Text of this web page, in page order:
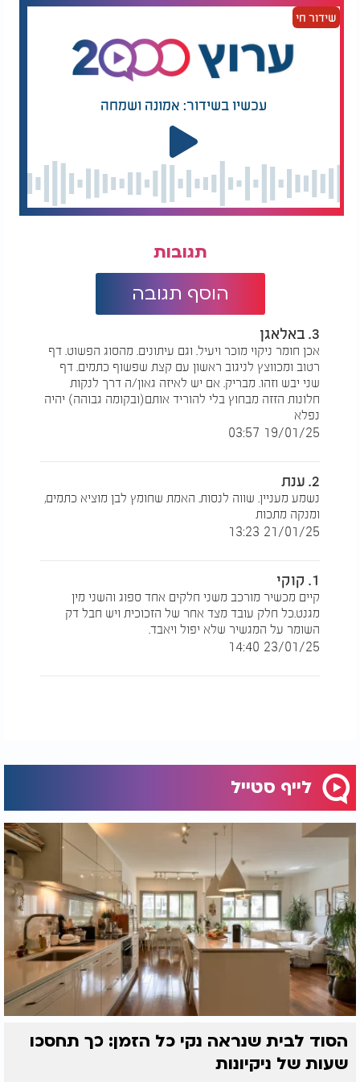
אז אם החלונות שלכם איבדו את הברק ואתם מחפשים
פתרון פשוט וזול, שווה לתת לשיטה הזאת צ'אנס.
"לפעמים," סיכמה הבלוגרית, "כל מה שצריך זה חומץ,
מים וקצת רצון כדי לראות את העולם בבהירות חדשה."
שידור חי
עכשיו בשידור: אמונה ושמחה
תגובות
הוסף תגובה
3. באלאגן
אכן חומר ניקוי מוכר ויעיל. וגם עיתונים. מהסוג הפשוט. דף
רטוב ומכווצץ לניגוב ראשון עם קצת שפשוף כתמים. דף
שני יבש וזהו. מבריק. אם יש לאיזה גאון/ה דרך לנקות
חלונות הזזה מבחוץ בלי להוריד אותם(ובקומה גבוהה) יהיה
נפלא
19/01/25 03:57
2. ענת
נשמע מעניין. שווה לנסות. האמת שחומץ לבן מוציא כתמים,
ומנקה מתכות
21/01/25 13:23
1. קוקי
קיים מכשיר מורכב משני חלקים אחד ספוג והשני מין
מגנט.כל חלק עובד מצד אחר של הזכוכית ויש חבל דק
השומר על המגשיר שלא יפול ויאבד.
23/01/25 14:40
לייף סטייל
הסוד לבית שנראה נקי כל הזמן: כך תחסכו
שעות של ניקיונות